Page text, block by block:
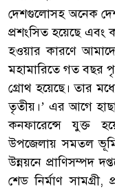
দেশগুলোসহ অনেক
প্রশংসিত হয়েছে এবং
হওয়ার কারণে
মহামারিতে গত বছর
গ্রোথ হয়েছে। তার
তৃতীয়।’ এর আগে
কনফারেন্সে যুক্ত
উপজেলায় সমতল
উন্নয়নে প্রাণিসম্পদ
শেড নির্মাণ সামগ্রী,